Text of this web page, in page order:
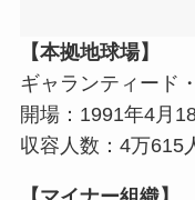
【本拠地球場】
ギャランティード
開場：1991年4月
収容人数：4万615